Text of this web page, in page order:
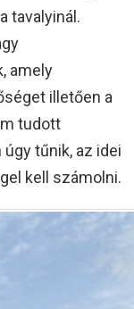
tavalyinál.
amely
illetően a
tudott
tűnik, az idei
kell számolni.